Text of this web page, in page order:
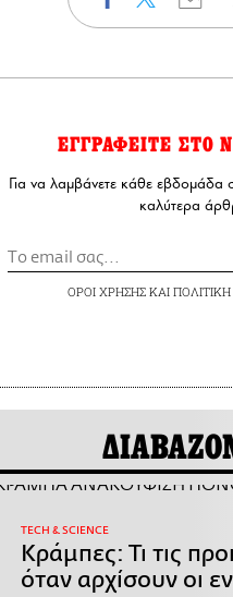
ΕΓΓΡΑΦΕΙΤΕ ΣΤΟ
Για να λαμβάνετε κάθε εβδομάδα
καλύτερα
ΟΡΟΙ ΧΡΗΣΗΣΚΑΙ
ΤECH & SCIENCE
Κράμπες: Τι τις
όταν αρχίσουν οι